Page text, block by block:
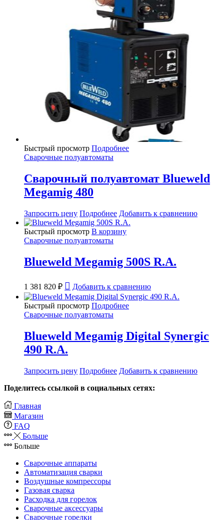
Быстрый просмотр Подробнее
Сварочные полуавтоматы
Сварочный полуавтомат Blueweld
Megamig 480
Запросить цену Подробнее Добавить к сравнению
Быстрый просмотр В корзину
Сварочные полуавтоматы
Blueweld Megamig 500S R.A.
1 381 820 ₽ Добавить к сравнению
Быстрый просмотр Подробнее
Сварочные полуавтоматы
Blueweld Megamig Digital Synergic
490 R.A.
Запросить цену Подробнее Добавить к сравнению
Поделитесь ссылкой в социальных сетях:
Главная
Магазин
FAQ
Больше
Больше
Сварочные аппараты
Автоматизация сварки
Воздушные компрессоры
Газовая сварка
Расходка для горелок
Сварочные аксессуары
Сварочные горелки